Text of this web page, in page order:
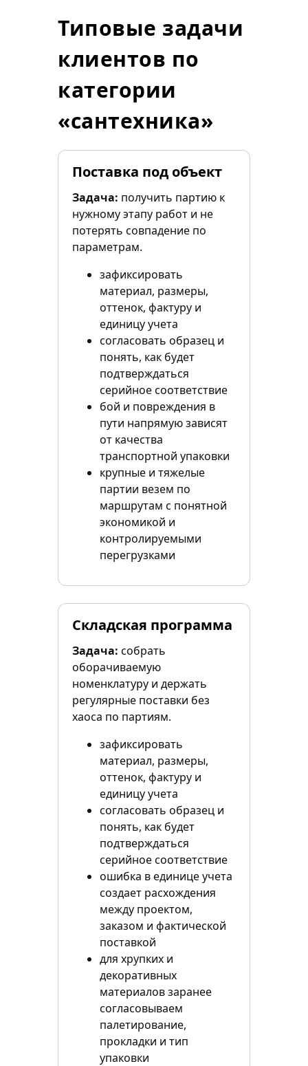
Типовые задачи
клиентов по
категории
«сантехника»
Поставка под объект
Задача: получить партию к
нужному этапу работ и не
потерять совпадение по
параметрам.
зафиксировать
материал, размеры,
оттенок, фактуру и
единицу учета
согласовать образец и
понять, как будет
подтверждаться
серийное соответствие
бой и повреждения в
пути напрямую зависят
от качества
транспортной упаковки
крупные и тяжелые
партии везем по
маршрутам с понятной
экономикой и
контролируемыми
перегрузками
Складская программа
Задача: собрать
оборачиваемую
номенклатуру и держать
регулярные поставки без
хаоса по партиям.
зафиксировать
материал, размеры,
оттенок, фактуру и
единицу учета
согласовать образец и
понять, как будет
подтверждаться
серийное соответствие
ошибка в единице учета
создает расхождения
между проектом,
заказом и фактической
поставкой
для хрупких и
декоративных
материалов заранее
согласовываем
палетирование,
прокладки и тип
упаковки